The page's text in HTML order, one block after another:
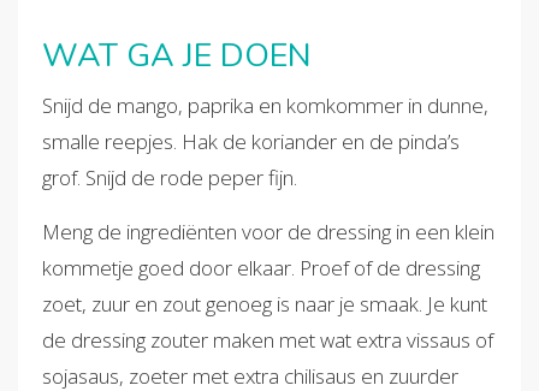
WAT GA JE DOEN
Snijd de mango, paprika en komkommer in dunne,
smalle reepjes. Hak de koriander en de pinda’s
grof. Snijd de rode peper fijn.
Meng de ingrediënten voor de dressing in een klein
kommetje goed door elkaar. Proef of de dressing
zoet, zuur en zout genoeg is naar je smaak. Je kunt
de dressing zouter maken met wat extra vissaus of
sojasaus, zoeter met extra chilisaus en zuurder